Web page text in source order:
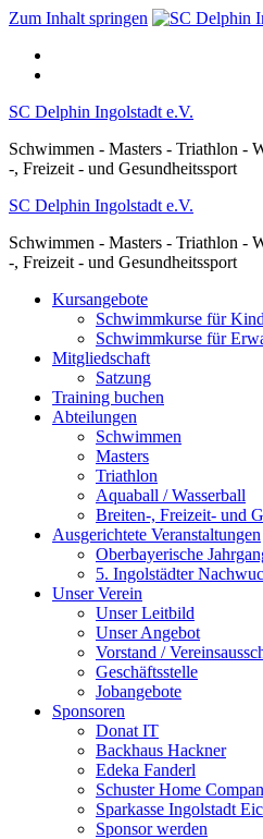
Zum Inhalt springen
SC Delphin Ingolstadt e.V.
Schwimmen - Masters - Triathlon -
-, Freizeit - und Gesundheitssport
SC Delphin Ingolstadt e.V.
Schwimmen - Masters - Triathlon -
-, Freizeit - und Gesundheitssport
Kursangebote
Schwimmkurse für
Schwimmkurse für
Mitgliedschaft
Satzung
Training buchen
Abteilungen
Schwimmen
Masters
Triathlon
Aquaball / Wasserball
Breiten-, Freizeit- und
Ausgerichtete Veranstaltungen
Oberbayerische
5. Ingolstädter
Unser Verein
Unser Leitbild
Unser Angebot
Vorstand /
Geschäftsstelle
Jobangebote
Sponsoren
Donat IT
Backhaus Hackner
Edeka Fanderl
Schuster Home
Sparkasse Ingolstadt
Sponsor werden